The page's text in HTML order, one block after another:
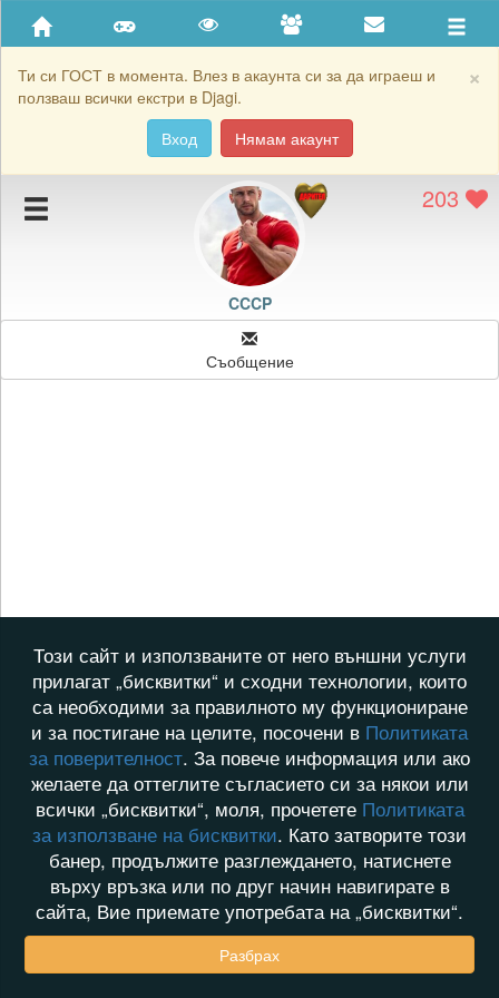
×
Ти си ГОСТ в момента. Влез в акаунта си за да играеш и
ползваш всички екстри в Djagi.
Вход
Нямам акаунт
Приятели
Хронология на игри
Подаръците на CCCP 203
CCCP
Съобщение
Този сайт и използваните от него външни услуги
прилагат „бисквитки“ и сходни технологии, които
са необходими за правилното му функциониране
и за постигане на целите, посочени в Политиката
за поверителност. За повече информация или ако
желаете да оттеглите съгласието си за някои или
всички „бисквитки“, моля, прочетете Политиката
за използване на бисквитки. Като затворите този
банер, продължите разглеждането, натиснете
върху връзка или по друг начин навигирате в
сайта, Вие приемате употребата на „бисквитки“.
Разбрах